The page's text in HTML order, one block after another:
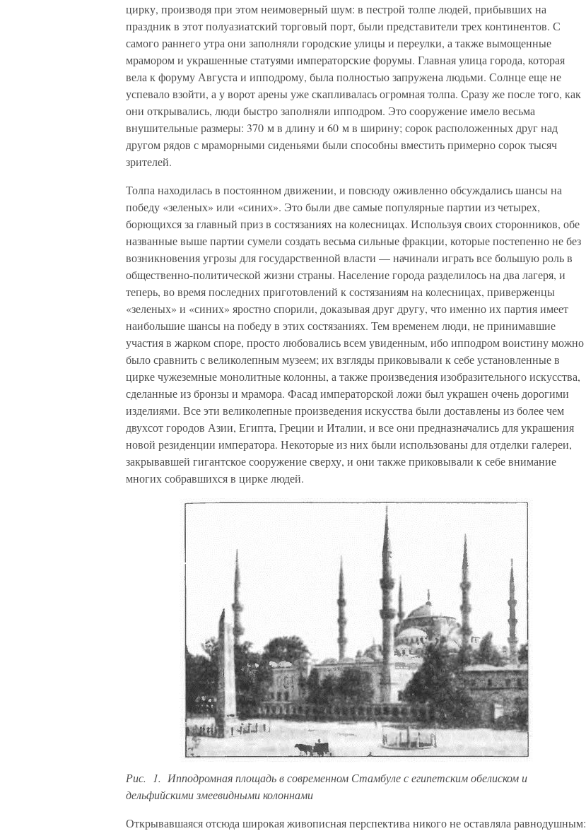
цирку, производя при этом неимоверный шум: в пестрой толпе людей, прибывших на
праздник в этот полуазиатский торговый порт, были представители трех континентов. С
самого раннего утра они заполняли городские улицы и переулки, а также вымощенные
мрамором и украшенные статуями императорские форумы. Главная улица города, которая
вела к форуму Августа и ипподрому, была полностью запружена людьми. Солнце еще не
успевало взойти, а у ворот арены уже скапливалась огромная толпа. Сразу же после того, как
они открывались, люди быстро заполняли ипподром. Это сооружение имело весьма
внушительные размеры: 370 м в длину и 60 м в ширину; сорок расположенных друг над
другом рядов с мраморными сиденьями были способны вместить примерно сорок тысяч
зрителей.
Толпа находилась в постоянном движении, и повсюду оживленно обсуждались шансы на
победу «зеленых» или «синих». Это были две самые популярные партии из четырех,
борющихся за главный приз в состязаниях на колесницах. Используя своих сторонников, обе
названные выше партии сумели создать весьма сильные фракции, которые постепенно не без
возникновения угрозы для государственной власти — начинали играть все большую роль в
общественно-политической жизни страны. Население города разделилось на два лагеря, и
теперь, во время последних приготовлений к состязаниям на колесницах, приверженцы
«зеленых» и «синих» яростно спорили, доказывая друг другу, что именно их партия имеет
наибольшие шансы на победу в этих состязаниях. Тем временем люди, не принимавшие
участия в жарком споре, просто любовались всем увиденным, ибо ипподром воистину можно
было сравнить с великолепным музеем; их взгляды приковывали к себе установленные в
цирке чужеземные монолитные колонны, а также произведения изобразительного искусства,
сделанные из бронзы и мрамора. Фасад императорской ложи был украшен очень дорогими
изделиями. Все эти великолепные произведения искусства были доставлены из более чем
двухсот городов Азии, Египта, Греции и Италии, и все они предназначались для украшения
новой резиденции императора. Некоторые из них были использованы для отделки галереи,
закрывавшей гигантское сооружение сверху, и они также приковывали к себе внимание
многих собравшихся в цирке людей.
Рис. 1. Ипподромная площадь в современном Стамбуле с египетским обелиском и
дельфийскими змеевидными колоннами
Открывавшаяся отсюда широкая живописная перспектива никого не оставляла равнодушным: